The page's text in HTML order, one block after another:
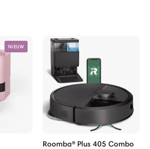
NIEUW
Roomba® Plus 405 Combo